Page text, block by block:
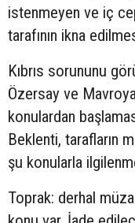
istenmeyen ve iç
tarafının ikna
Kıbrıs sorununu
Özersay ve
konulardan
Beklenti, tarafların
şu konularla
Toprak: derhal